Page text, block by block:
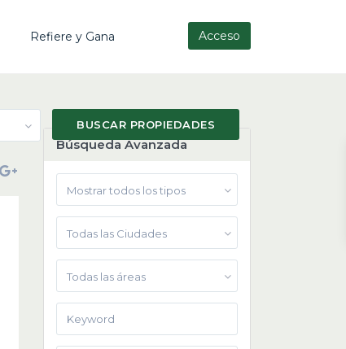
Acceso
Refiere y Gana
Búsqueda Avanzada
Mostrar todos los tipos
Todas las Ciudades
Todas las áreas